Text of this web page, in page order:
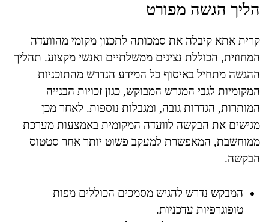
הליך הגשה מפורט
קרית אתא קיבלה את סמכותה לתכנון מקומי מהוועדה
המחוזית, הכוללת נציגים ממשלתיים ואנשי מקצוע. תהליך
ההגשה מתחיל באיסוף כל המידע הנדרש מהתוכניות
המקומיות לגבי המגרש המבוקש, כגון זכויות הבנייה
המותרות, הגדרות גובה, ומגבלות נוספות. לאחר מכן
מגישים את הבקשה לוועדה המקומית באמצעות מערכת
ממוחשבת, המאפשרת למעקב פשוט יותר אחר סטטוס
הבקשה.
המבקש נדרש להגיש מסמכים הכוללים מפות
טופוגרפיות עדכניות.